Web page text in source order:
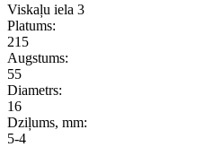
Viskaļu iela 3
Platums:
215
Augstums:
55
Diametrs:
16
Dziļums, mm:
5-4